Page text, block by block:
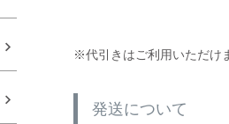
※代引きはご利用いただけ
発送について